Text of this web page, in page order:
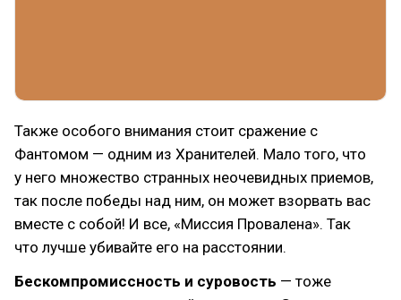
Также особого внимания стоит сражение с
Фантомом — одним из Хранителей. Мало того, что
у него множество странных неочевидных приемов,
так после победы над ним, он может взорвать вас
вместе с собой! И все, «Миссия Провалена». Так
что лучше убивайте его на расстоянии.
Бескомпромиссность и суровость — тоже